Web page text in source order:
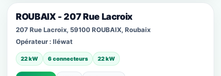
ROUBAIX - 207 Rue Lacroix
207 Rue Lacroix, 59100 ROUBAIX, Roubaix
Opérateur : Iléwat
22 kW 6 connecteurs 22 kW